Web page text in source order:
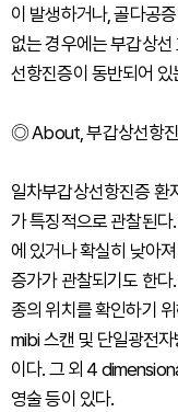
이 발생하거나, 골다공
없는 경우에는 부갑상
선항진증이 동반되어
◎ About, 부갑상선항
일차부갑상선항진증 환
가 특징적으로 관찰된다
에 있거나 확실히 낮아
증가가 관찰되기도 한
종의 위치를 확인하기
mibi 스캔 및 단일광전
이다. 그 외 4
영술 등이 있다.